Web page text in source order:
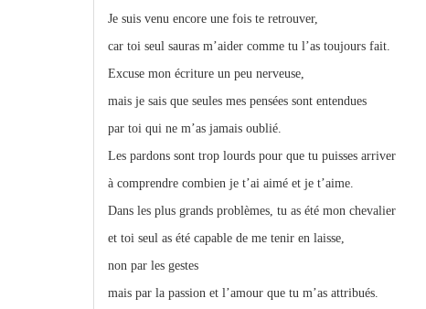
Je suis venu encore une fois te retrouver,
car toi seul sauras m’aider comme tu l’as toujours fait.
Excuse mon écriture un peu nerveuse,
mais je sais que seules mes pensées sont entendues
par toi qui ne m’as jamais oublié.
Les pardons sont trop lourds pour que tu puisses arriver
à comprendre combien je t’ai aimé et je t’aime.
Dans les plus grands problèmes, tu as été mon chevalier
et toi seul as été capable de me tenir en laisse,
non par les gestes
mais par la passion et l’amour que tu m’as attribués.